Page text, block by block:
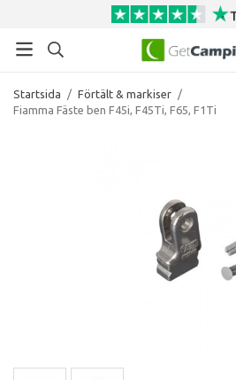
Startsida / Förtält & markiser /
Fiamma Fäste ben F45i, F45Ti, F65, F1Ti